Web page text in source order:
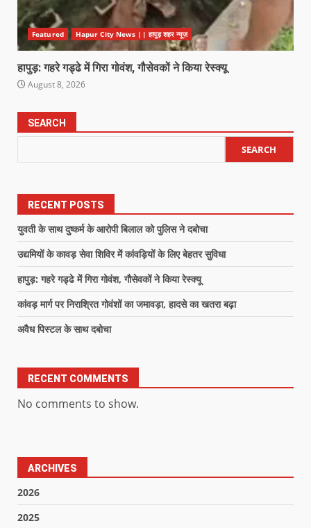
Featured Hapur City News || हापुड़ शहर न्यूज़
हापुड़: गहरे गड्ढे में गिरा गोवंश, गौसेवकों ने किया रेस्क्यू
August 8, 2026
SEARCH
SEARCH
RECENT POSTS
युवती के साथ दुष्कर्म के आरोपी बिलाल को पुलिस ने दबोचा
उद्यमियों के कावड़ सेवा शिविर में कांवड़ियों के लिए बेहतर सुविधा
हापुड़: गहरे गड्ढे में गिरा गोवंश, गौसेवकों ने किया रेस्क्यू
कांवड़ मार्ग पर निराश्रित गोवंशों का जमावड़ा, हादसे का खतरा बढ़ा
अवैध पिस्टल के साथ दबोचा
RECENT COMMENTS
No comments to show.
ARCHIVES
2026
2025